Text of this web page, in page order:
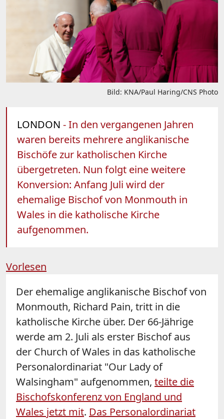
Bild: KNA/Paul Haring/CNS Photo
LONDON - In den vergangenen Jahren
waren bereits mehrere anglikanische
Bischöfe zur katholischen Kirche
übergetreten. Nun folgt eine weitere
Konversion: Anfang Juli wird der
ehemalige Bischof von Monmouth in
Wales in die katholische Kirche
aufgenommen.
Vorlesen
Der ehemalige anglikanische Bischof von
Monmouth, Richard Pain, tritt in die
katholische Kirche über. Der 66-Jährige
werde am 2. Juli als erster Bischof aus
der Church of Wales in das katholische
Personalordinariat "Our Lady of
Walsingham" aufgenommen, teilte die
Bischofskonferenz von England und
Wales jetzt mit. Das Personalordinariat